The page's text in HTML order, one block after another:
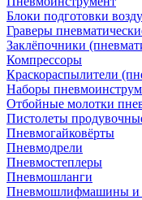
Блоки подготовки
Граверы
Заклёпочники
Компрессоры
Краскораспылители
Наборы
Отбойные молотки
Пистолеты
Пневмогайковёрты
Пневмодрели
Пневмостеплеры
Пневмошланги
Пневмошлифмашины